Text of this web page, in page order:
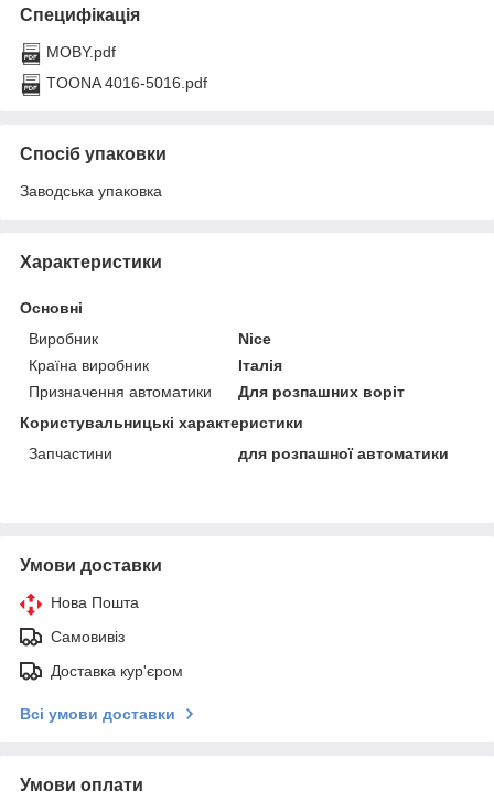
Специфікація
MOBY.pdf
TOONA 4016-5016.pdf
Спосіб упаковки
Заводська упаковка
Характеристики
Основні
Виробник
Nice
Країна виробник
Італія
Призначення автоматики
Для розпашних воріт
Користувальницькі характеристики
Запчастини
для розпашної автоматики
Умови доставки
Нова Пошта
Самовивіз
Доставка кур'єром
Всі умови доставки
Умови оплати